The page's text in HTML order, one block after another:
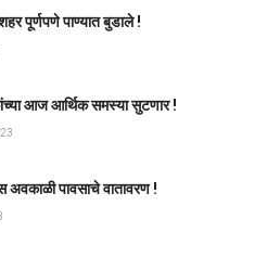
पूर्णपणे पाण्यात बुडाले !
आज आर्थिक समस्या सुटणार !
अवकाळी पावसाचे वातावरण !